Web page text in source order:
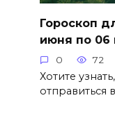
Гороскоп
июня по 06
0 72
Хотите
отправиться